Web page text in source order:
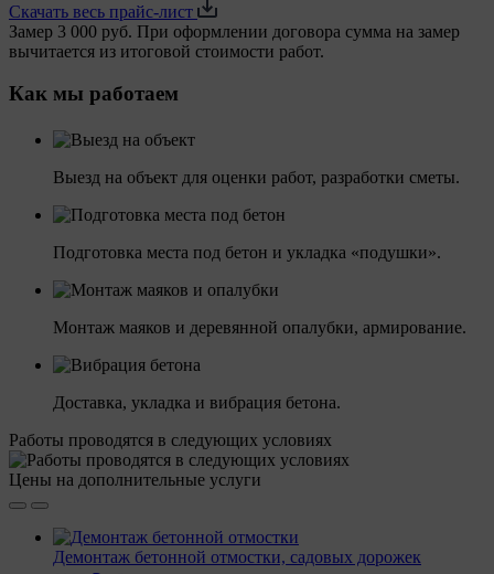
Скачать весь прайс-лист
Замер 3 000 руб. При оформлении договора сумма на замер
вычитается из итоговой стоимости работ.
Как мы работаем
Выезд на объект для оценки работ, разработки сметы.
Подготовка места под бетон и укладка «подушки».
Монтаж маяков и деревянной опалубки, армирование.
Доставка, укладка и вибрация бетона.
Работы проводятся в следующих условиях
Цены на дополнительные услуги
Демонтаж бетонной отмостки, садовых дорожек